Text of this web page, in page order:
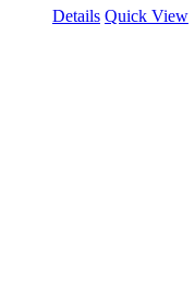
Details Quick View